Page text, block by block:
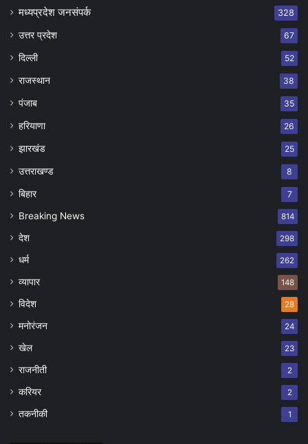
मध्यप्रदेश जनसंपर्क 328
उत्तर प्रदेश 67
दिल्ली 52
राजस्थान 38
पंजाब 35
हरियाणा 26
झारखंड 25
उत्तराखण्ड 8
बिहार 7
Breaking News 814
देश 298
धर्म 262
व्यापार 148
विदेश 28
मनोरंजन 24
खेल 23
राजनीती 2
करियर 2
तकनीकी 1